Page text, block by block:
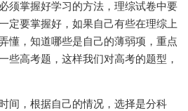
须掌握好学习的方法，理综试卷中要
定要掌握好，如果自己有些在理综上
懂，知道哪些是自己的薄弱项，重点
些高考题，这样我们对高考的题型，
间，根据自己的情况，选择是分科